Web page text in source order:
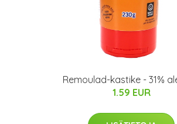
Remoulad-kastike - 31%
1.59 EUR